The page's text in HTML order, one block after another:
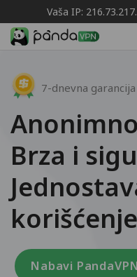
Vaša IP:
7-dnevna
Brza i
Nabavi PandaVPN